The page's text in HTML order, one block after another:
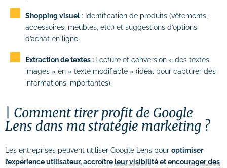
Shopping visuel: Identification de produits (vêtements,
accessoires, meubles, etc.) et suggestions d’options
d’achat en ligne.
Extraction de textes : Lecture et conversion « des textes
images » en « texte modifiable » (idéal pour capturer des
informations importantes).
Comment tirer profit de Google
Lens dans ma stratégie marketing ?
Les entreprises peuvent utiliser Google Lens pour optimiser
l’expérience utilisateur,accroître leur visibilitéetencourager des